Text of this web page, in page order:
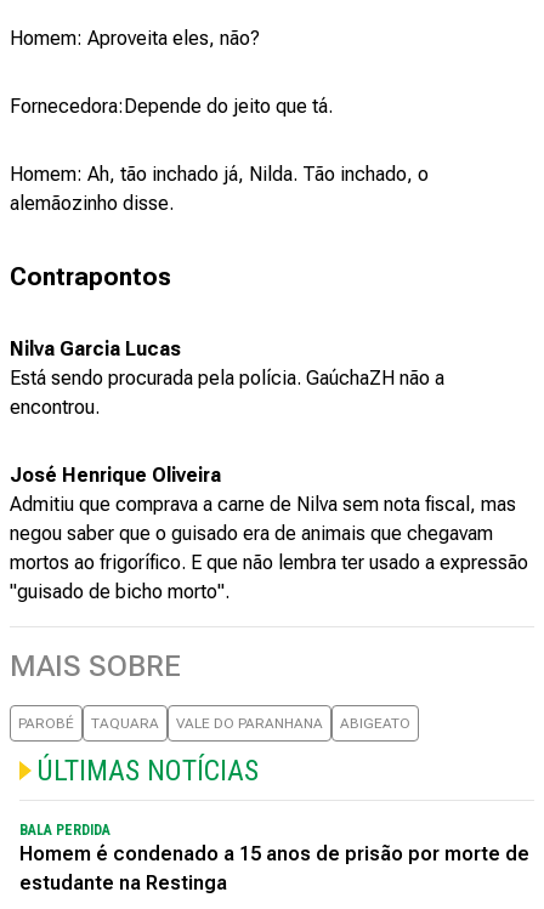
Homem: Aproveita eles, não?
Fornecedora:Depende do jeito que tá.
Homem: Ah, tão inchado já, Nilda. Tão inchado, o
alemãozinho disse.
Contrapontos
Nilva Garcia Lucas
Está sendo procurada pela polícia. GaúchaZH não a
encontrou.
José Henrique Oliveira
Admitiu que comprava a carne de Nilva sem nota fiscal, mas
negou saber que o guisado era de animais que chegavam
mortos ao frigorífico. E que não lembra ter usado a expressão
"guisado de bicho morto".
MAIS SOBRE
PAROBÉ TAQUARA VALE DO PARANHANA ABIGEATO
ÚLTIMAS NOTÍCIAS
BALA PERDIDA
Homem é condenado a 15 anos de prisão por morte de
estudante na Restinga